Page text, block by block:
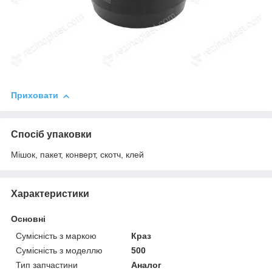
Приховати
Спосіб упаковки
Мішок, пакет, конверт, скотч, клей
Характеристики
Основні
Сумісність з маркою
Краз
Сумісність з моделлю
500
Тип запчастини
Аналог